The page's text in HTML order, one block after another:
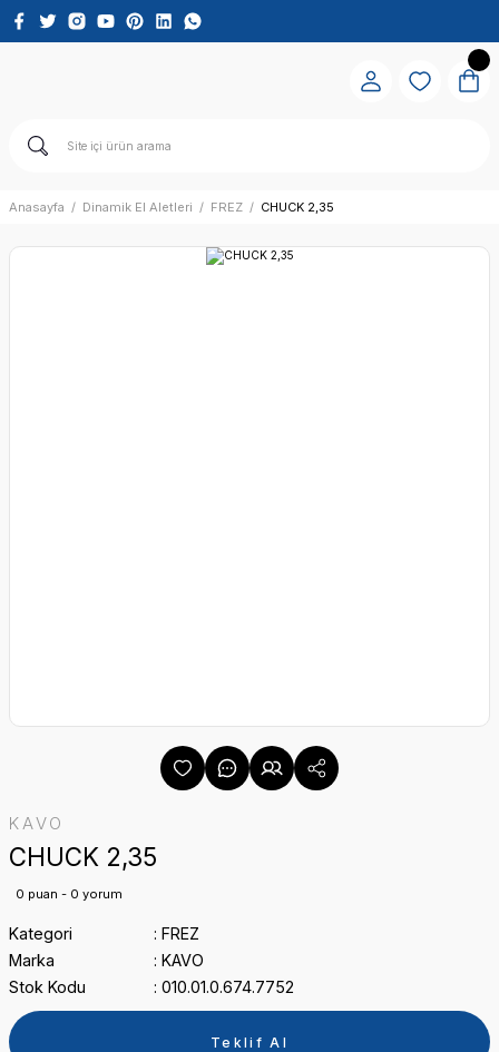
Anasayfa Dinamik El Aletleri FREZ CHUCK 2,35
KAVO
CHUCK 2,35
0 puan - 0 yorum
Kategori
FREZ
Marka
KAVO
Stok Kodu
010.01.0.674.7752
Teklif Al